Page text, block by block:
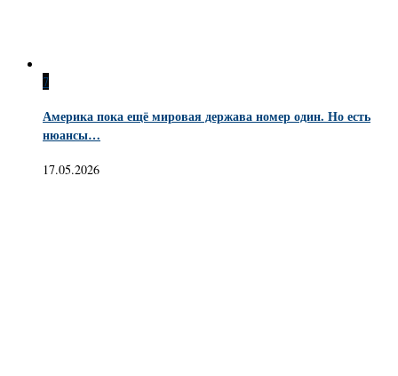
7
Америка пока ещё мировая держава номер один. Но есть
нюансы…
17.05.2026